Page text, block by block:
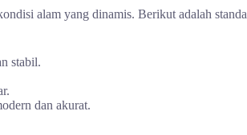
alam yang dinamis. Berikut adalah
stabil.
dan akurat.